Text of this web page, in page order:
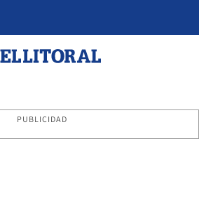
PUBLICIDAD